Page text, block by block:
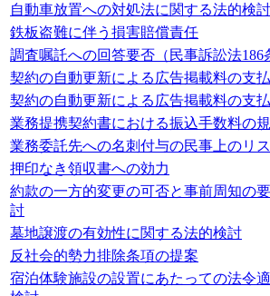
自動車放置への対処法に関する法的検討
鉄板盗難に伴う損害賠償責任
調査嘱託への回答要否（民事訴訟法186
契約の自動更新による広告掲載料の支
契約の自動更新による広告掲載料の支
業務提携契約書における振込手数料の
業務委託先への名刺付与の民事上のリ
押印なき領収書への効力
約款の一方的変更の可否と事前周知の
討
墓地譲渡の有効性に関する法的検討
反社会的勢力排除条項の提案
宿泊体験施設の設置にあたっての法令